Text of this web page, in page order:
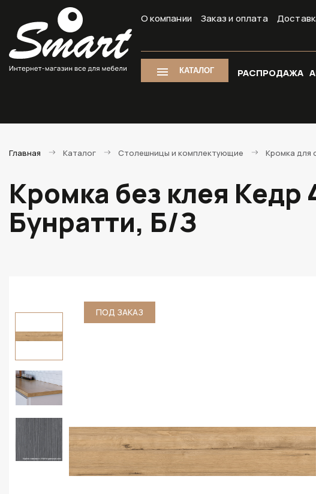
О компании Заказ и оплата
КАТАЛОГ РАСПРОДАЖА
Главная Каталог Столешницы и комплектующие Кромка для
Кромка без клея
Бунратти, Б/З
ПОД ЗАКАЗ